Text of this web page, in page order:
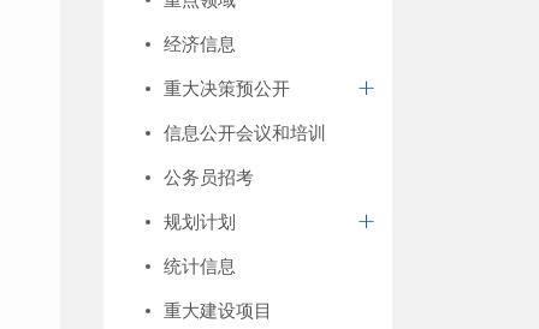
经济信息
重大决策预公开
信息公开会议和培训
公务员招考
规划计划
统计信息
重大建设项目